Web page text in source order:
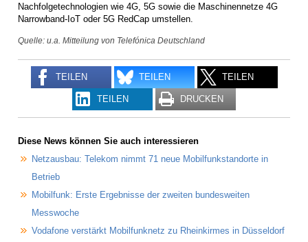
Nachfolgetechnologien wie 4G, 5G sowie die Maschinennetze 4G
Narrowband-IoT oder 5G RedCap umstellen.
Quelle: u.a. Mitteilung von Telefónica Deutschland
TEILEN TEILEN TEILEN
TEILEN DRUCKEN
Diese News können Sie auch interessieren
Netzausbau: Telekom nimmt 71 neue Mobilfunkstandorte in
Betrieb
Mobilfunk: Erste Ergebnisse der zweiten bundesweiten
Messwoche
Vodafone verstärkt Mobilfunknetz zu Rheinkirmes in Düsseldorf